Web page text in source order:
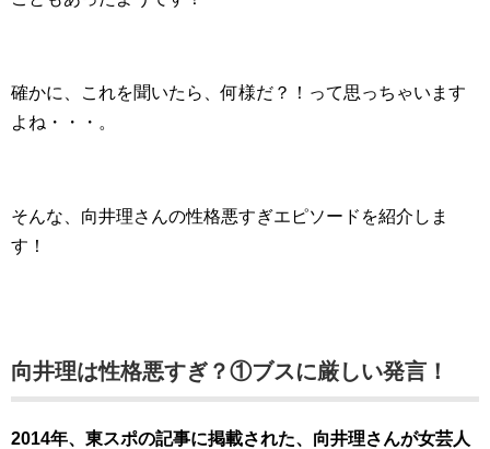
確かに、これを聞いたら、何様だ？！って思っちゃいます
よね・・・。
そんな、向井理さんの性格悪すぎエピソードを紹介しま
す！
向井理は性格悪すぎ？①ブスに厳しい発言！
2014年、東スポの記事に掲載された、向井理さんが女芸人